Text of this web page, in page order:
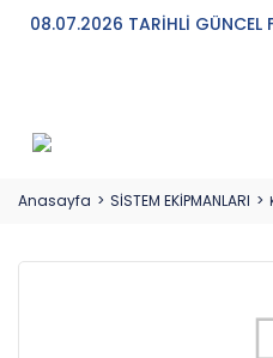
08.07.2026 TARİHLİ GÜNCEL
Anasayfa SİSTEM EKİPMANLARI